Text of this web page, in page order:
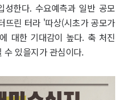
성한다. 수요예측과 일반 공모
뜨린 터라 '따상(시초가 공모가
대한 기대감이 높다. 축 처진
수 있을지가 관심이다.